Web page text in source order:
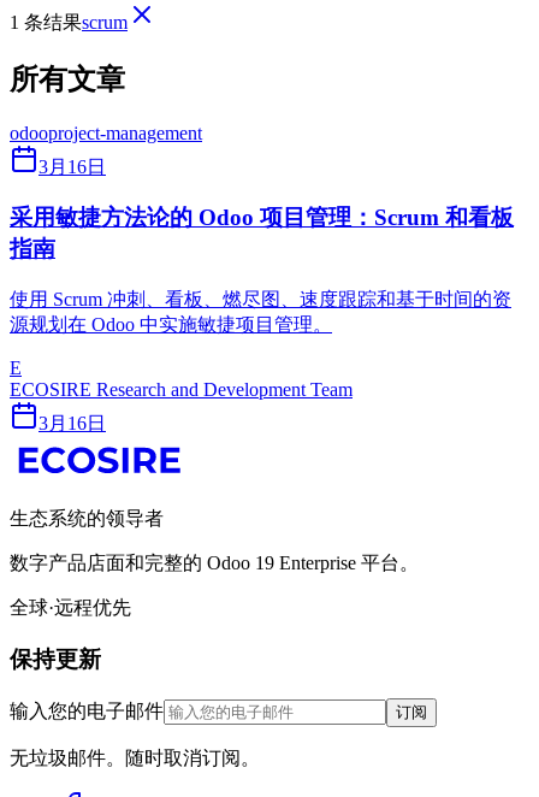
1 条结果scrum
所有文章
odooproject-management
3月16日
采用敏捷方法论的 Odoo 项目管理：Scrum 和看板
指南
使用 Scrum 冲刺、看板、燃尽图、速度跟踪和基于时间的资
源规划在 Odoo 中实施敏捷项目管理。
E
ECOSIRE Research and Development Team
3月16日
生态系统的领导者
数字产品店面和完整的 Odoo 19 Enterprise 平台。
全球·远程优先
保持更新
输入您的电子邮件 订阅
无垃圾邮件。随时取消订阅。